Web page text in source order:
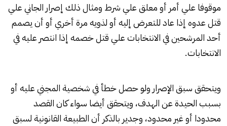
موقوفا علي أمر أو معلق علي شرط ومثال ذلك إصرار الجاني علي
قتل عدوه إذا عاد للتعرض إليه أو لذويه مرة أخري أو أن يصمم
أحد المرشحين في الانتخابات علي قتل خصمه إذا انتصر عليه في
الانتخابات.
ويتحقق سبق الإصرار ولو حصل خطأ في شخصية المجني عليه أو
بسبب الحيدة عن الهدف، ويتحقق أيضا سواء كان القصد
محدودا أو غير محدود، وجدير بالذكر أن الطبيعة القانونية لسبق